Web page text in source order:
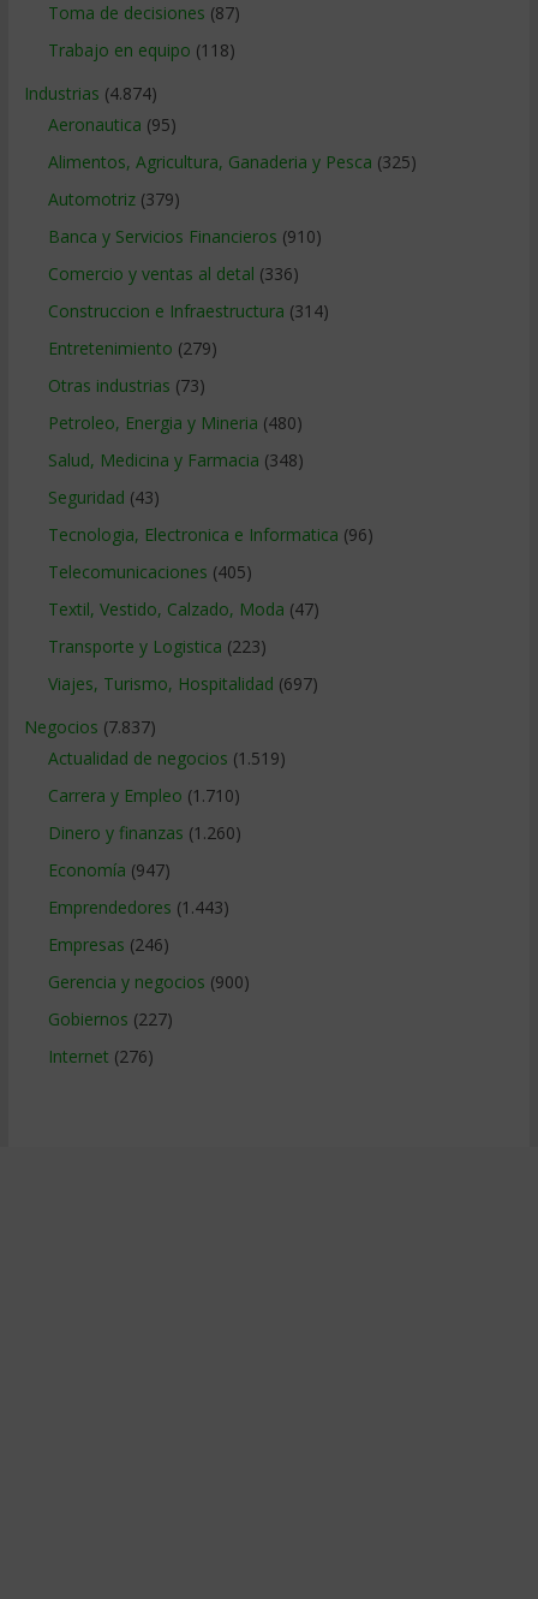
Toma de decisiones (87)
Trabajo en equipo (118)
Industrias (4.874)
Aeronautica (95)
Alimentos, Agricultura, Ganaderia y Pesca (325)
Automotriz(379)
Banca y Servicios Financieros (910)
Comercio y ventas al detal (336)
Construccion e Infraestructura (314)
Entretenimiento (279)
Otras industrias (73)
Petroleo, Energia y Mineria (480)
Salud, Medicina y Farmacia (348)
Seguridad (43)
Tecnologia, Electronica e Informatica (96)
Telecomunicaciones (405)
Textil, Vestido, Calzado, Moda (47)
Transporte y Logistica (223)
Viajes, Turismo, Hospitalidad (697)
Negocios (7.837)
Actualidad de negocios (1.519)
Carrera y Empleo (1.710)
Dinero y finanzas (1.260)
Economía (947)
Emprendedores (1.443)
Empresas (246)
Gerencia y negocios (900)
Gobiernos (227)
Internet (276)